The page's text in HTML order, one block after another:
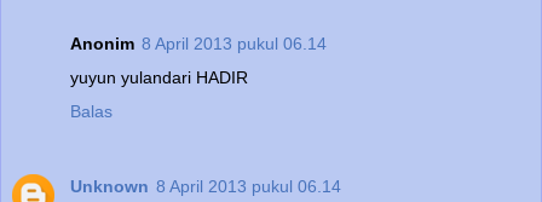
Anonim 8 April 2013 pukul 06.14
yuyun yulandari HADIR
Balas
Unknown 8 April 2013 pukul 06.14